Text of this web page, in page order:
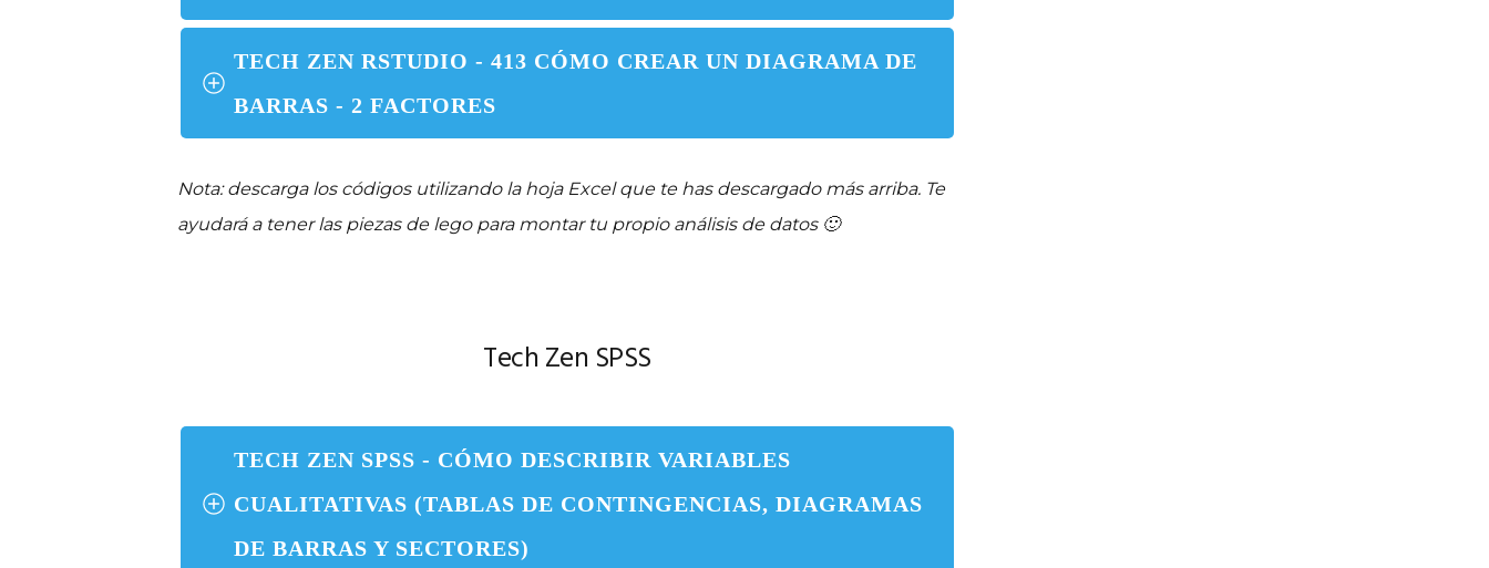
TECH ZEN RSTUDIO - 413 CÓMO CREAR UN DIAGRAMA DE
BARRAS - 2 FACTORES
Nota: descarga los códigos utilizando la hoja Excel que te has descargado más arriba. Te
ayudará a tener las piezas de lego para montar tu propio análisis de datos 🙂
Tech Zen SPSS
TECH ZEN SPSS - CÓMO DESCRIBIR VARIABLES
CUALITATIVAS (TABLAS DE CONTINGENCIAS, DIAGRAMAS
DE BARRAS Y SECTORES)